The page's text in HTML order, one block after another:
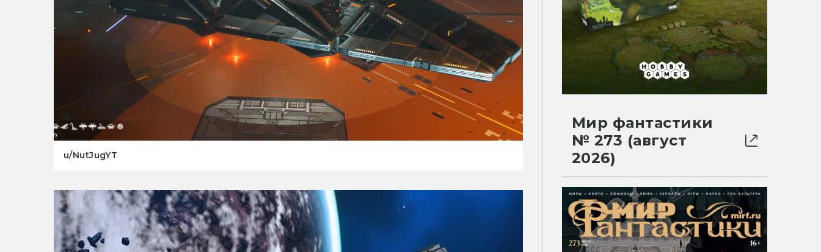
u/NutJugYT
Мир фантастики
№ 273 (август
2026)